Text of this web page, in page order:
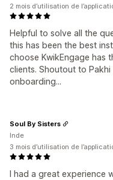
Helpful to solve all the
this has been the best
choose KwikEngage has
clients. Shoutout to
onboarding...
2 mois d’utilisation de
I had a great experience
Soul By Sisters
Inde
3 mois d’utilisation de